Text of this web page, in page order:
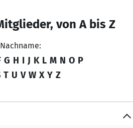
von A bis Z
Nachname:
G H I J K L M N O P
T U V W X Y Z